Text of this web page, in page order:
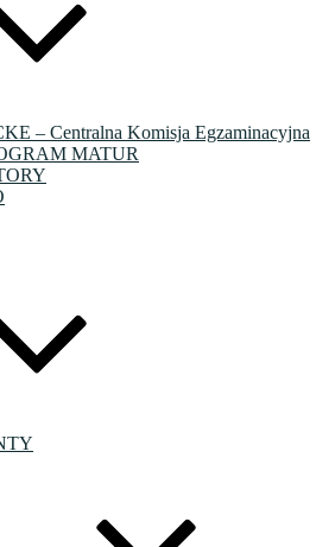
– Centralna Komisja Egzaminacyjna
MATUR